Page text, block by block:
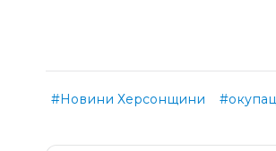
#Новини Херсонщини